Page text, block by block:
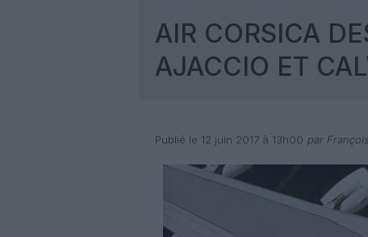
AIR CORSICA
AJACCIO ET
Publié le 12 juin 2017 à 13h00 par